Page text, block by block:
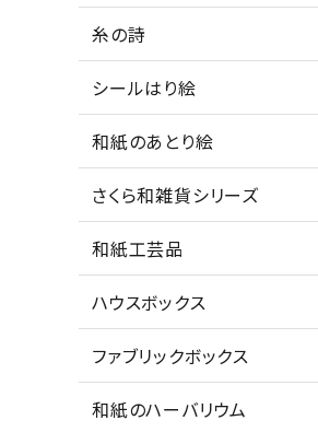
糸の詩
シールはり絵
和紙のあとり絵
さくら和雑貨シリーズ
和紙工芸品
ハウスボックス
ファブリックボックス
和紙のハーバリウム